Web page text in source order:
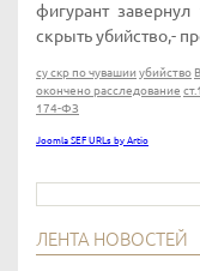
фигурант
скрыть убийство,-
су скр по чувашии убийство
окончено расследование
174-ФЗ
Joomla SEF URLs by Artio
ЛЕНТА НОВОСТЕЙ